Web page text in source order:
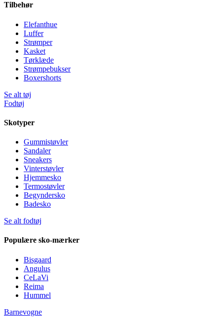
Tilbehør
Elefanthue
Luffer
Strømper
Kasket
Tørklæde
Strømpebukser
Boxershorts
Se alt tøj
Fodtøj
Skotyper
Gummistøvler
Sandaler
Sneakers
Vinterstøvler
Hjemmesko
Termostøvler
Begyndersko
Badesko
Se alt fodtøj
Populære sko-mærker
Bisgaard
Angulus
CeLaVi
Reima
Hummel
Barnevogne